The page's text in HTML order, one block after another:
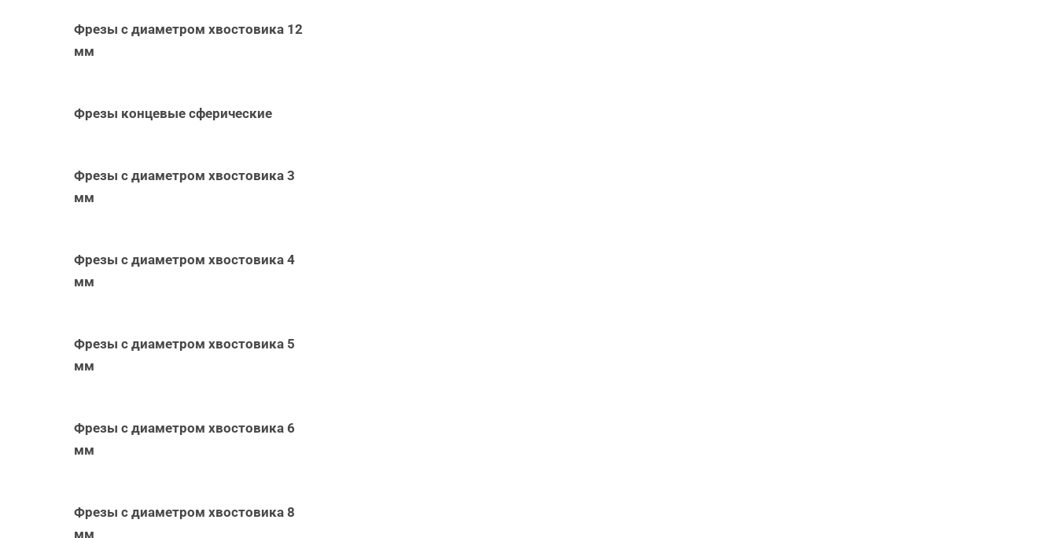
Фрезы с диаметром хвостовика 12
мм
Фрезы концевые сферические
Фрезы с диаметром хвостовика 3
мм
Фрезы с диаметром хвостовика 4
мм
Фрезы с диаметром хвостовика 5
мм
Фрезы с диаметром хвостовика 6
мм
Фрезы с диаметром хвостовика 8
мм